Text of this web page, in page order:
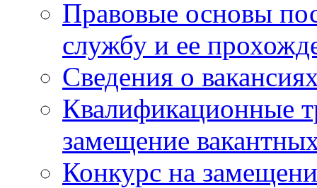
Правовые основы
службу и ее
Сведения о
Квалификационные
замещение
Конкурс на